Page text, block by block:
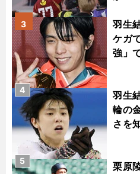
羽生
ケガ
強」
3
羽生
輪の
さを
4
栗原
5